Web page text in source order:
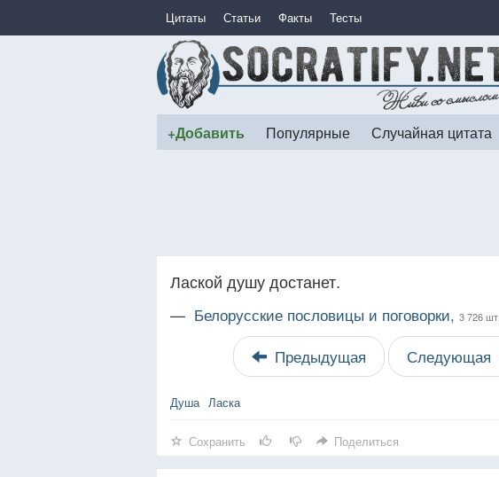
Цитаты Статьи Факты Тесты
+Добавить Популярные Случайная цитата
Лаской душу достанет.
— Белорусские пословицы и поговорки, 3 726 шт.
Предыдущая Следующая
Душа Ласка
Сохранить Поделиться